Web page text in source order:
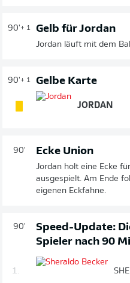
90'+ 1 Gelb für Jordan
Jordan läuft mit dem
90'+ 1 Gelbe Karte
JORDAN
90' Ecke Union
Jordan holt eine Ecke
ausgespielt. Am Ende
eigenen Eckfahne.
90'
Speed-Update:
Spieler nach 90
1.